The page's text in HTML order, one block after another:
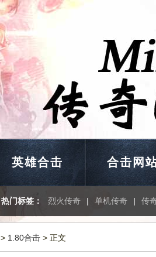
英雄合击 合击网
热门标签： 烈火传奇 | 单机传奇 | 传
> 1.80合击 > 正文